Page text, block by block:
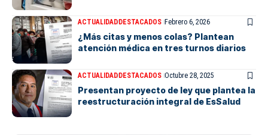
ACTUALIDADDESTACADOS Febrero 6, 2026
¿Más citas y menos colas? Plantean
atención médica en tres turnos diarios
ACTUALIDADDESTACADOS Octubre 28, 2025
Presentan proyecto de ley que plantea la
reestructuración integral de EsSalud